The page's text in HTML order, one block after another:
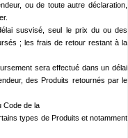
ou de toute autre déclaration,
susvisé, seul le prix du ou des
; les frais de retour restant à la
sera effectué dans un délai
des Produits retournés par le
Code de la
types de Produits et notamment